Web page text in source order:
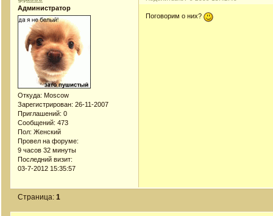
Администратор
Откуда: Moscow
Зарегистрирован: 26-11-2007
Приглашений: 0
Сообщений: 473
Пол: Женский
Провел на форуме:
9 часов 32 минуты
Последний визит:
03-7-2012 15:35:57
Поговорим о них?
Страница:1